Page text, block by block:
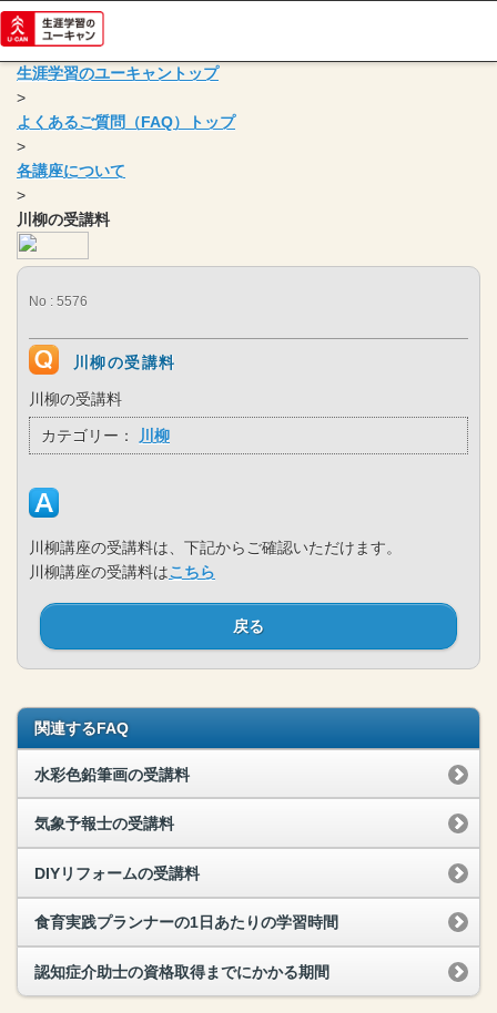
生涯学習のユーキャントップ
>
よくあるご質問（FAQ）トップ
>
各講座について
>
川柳の受講料
No : 5576
川柳の受講料
川柳の受講料
カテゴリー： 川柳
川柳講座の受講料は、下記からご確認いただけます。
川柳講座の受講料はこちら
戻る
関連するFAQ
水彩色鉛筆画の受講料
気象予報士の受講料
DIYリフォームの受講料
食育実践プランナーの1日あたりの学習時間
認知症介助士の資格取得までにかかる期間